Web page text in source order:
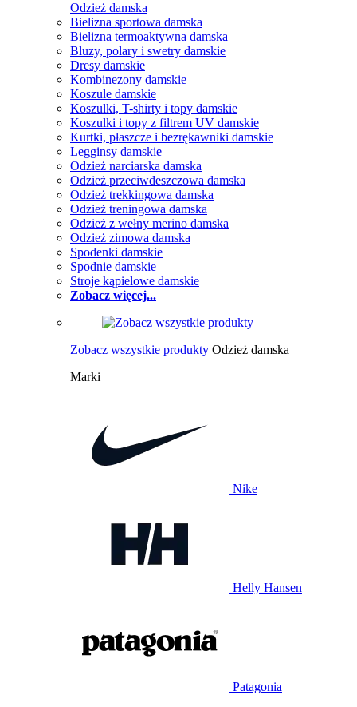
Odzież damska
Bielizna sportowa damska
Bielizna termoaktywna damska
Bluzy, polary i swetry damskie
Dresy damskie
Kombinezony damskie
Koszule damskie
Koszulki, T-shirty i topy damskie
Koszulki i topy z filtrem UV damskie
Kurtki, płaszcze i bezrękawniki damskie
Legginsy damskie
Odzież narciarska damska
Odzież przeciwdeszczowa damska
Odzież trekkingowa damska
Odzież treningowa damska
Odzież z wełny merino damska
Odzież zimowa damska
Spodenki damskie
Spodnie damskie
Stroje kąpielowe damskie
Zobacz więcej...
Zobacz wszystkie produkty Odzież damska
Marki
Nike
Helly Hansen
Patagonia